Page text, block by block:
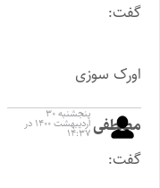
گفت:
اورک سوزی
مصطفی
گفت:
پنجشنبه ۳۰
اردیبهشت ۱۴۰۰ در
۱۴:۳۷